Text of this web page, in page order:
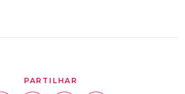
PARTILHAR